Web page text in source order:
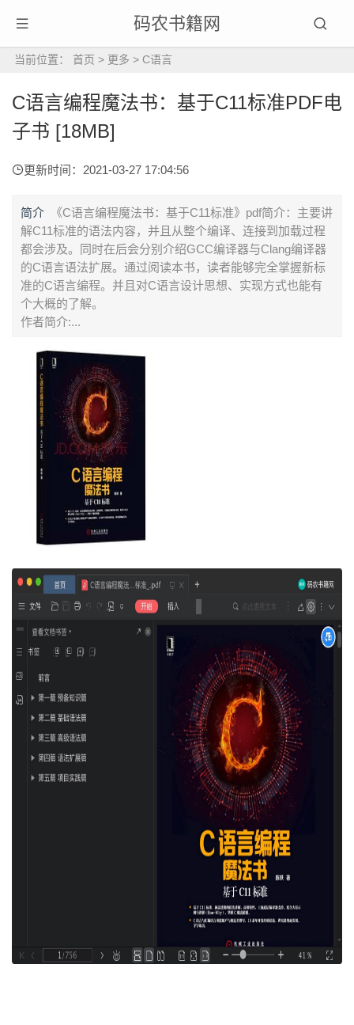
码农书籍网
当前位置： 首页 > 更多 > C语言
C语言编程魔法书：基于C11标准PDF电
子书 [18MB]
更新时间：2021-03-27 17:04:56
简介
《C语言编程魔法书：基于C11标准》pdf简介：主要讲
解C11标准的语法内容，并且从整个编译、连接到加载过程
都会涉及。同时在后会分别介绍GCC编译器与Clang编译器
的C语言语法扩展。通过阅读本书，读者能够完全掌握新标
准的C语言编程。并且对C语言设计思想、实现方式也能有
个大概的了解。
作者简介:...